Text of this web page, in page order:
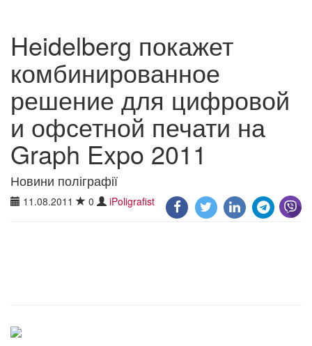
Heidelberg покажет
комбинированное
решение для цифровой
и офсетной печати на
Graph Expo 2011
Новини поліграфії
11.08.2011 0 iPoligrafist